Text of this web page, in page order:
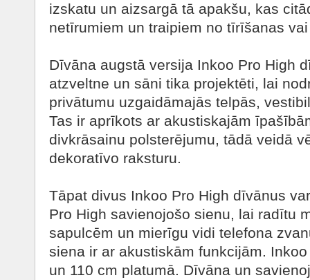
izskatu un aizsargā tā apakšu, kas
netīrumiem un traipiem no tīrīšanas
Dīvāna augstā versija Inkoo Pro High
atzveltne un sāni tika projektēti, lai
privātumu uzgaidāmajās telpās,
Tas ir aprīkots ar akustiskajām
divkrāsainu polsterējumu, tādā veidā
dekoratīvo raksturu.
Tāpat divus Inkoo Pro High dīvānus
Pro High savienojošo sienu, lai radītu
sapulcēm un mierīgu vidi telefona
siena ir ar akustiskām funkcijām.
un 110 cm platumā. Dīvāna un